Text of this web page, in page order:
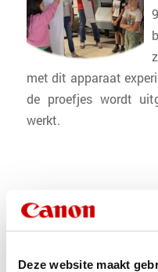
Deze website maakt
met dit apparaat
de proefjes wordt
werkt.
Maak je
demo